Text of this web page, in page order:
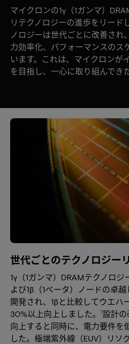
マイクロンの1γ（1ガンマ）
リテクノロジーの進歩をリード
ノロジーは世代ごとに改善され
力効率化、パフォーマンスのス
います。これは、マイクロンが
を目指し、一心に取り組んでき
世代ごとのテクノロジー
1γ（1ガンマ）DRAMテクノロジ
よび1β（1ベータ）ノードの卓
開発され、1βと比較してウエハ
30%以上向上しました。
1設計の
向上すると同時に、電力要件を
した。極端紫外線（EUV）リソ